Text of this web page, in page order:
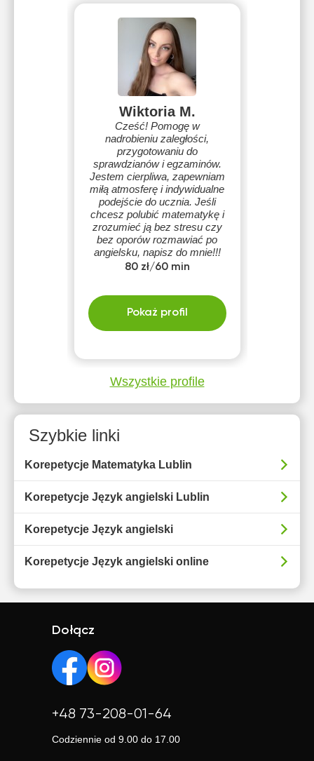
Wiktoria M.
Cześć! Pomogę w
nadrobieniu zaległości,
przygotowaniu do
sprawdzianów i egzaminów.
Jestem cierpliwa, zapewniam
miłą atmosferę i indywidualne
podejście do ucznia. Jeśli
chcesz polubić matematykę i
zrozumieć ją bez stresu czy
bez oporów rozmawiać po
angielsku, napisz do mnie!!!
80 zł/60 min
Pokaż profil
Wszystkie profile
Szybkie linki
Korepetycje Matematyka Lublin
Korepetycje Język angielski Lublin
Korepetycje Język angielski
Korepetycje Język angielski online
Dołącz
+48 73-208-01-64
Codziennie od 9.00 do 17.00